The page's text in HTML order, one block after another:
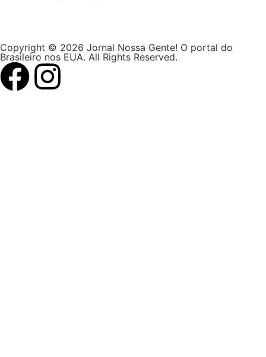
Copyright © 2026 Jornal Nossa Gente! O portal do
Brasileiro nos EUA. All Rights Reserved.